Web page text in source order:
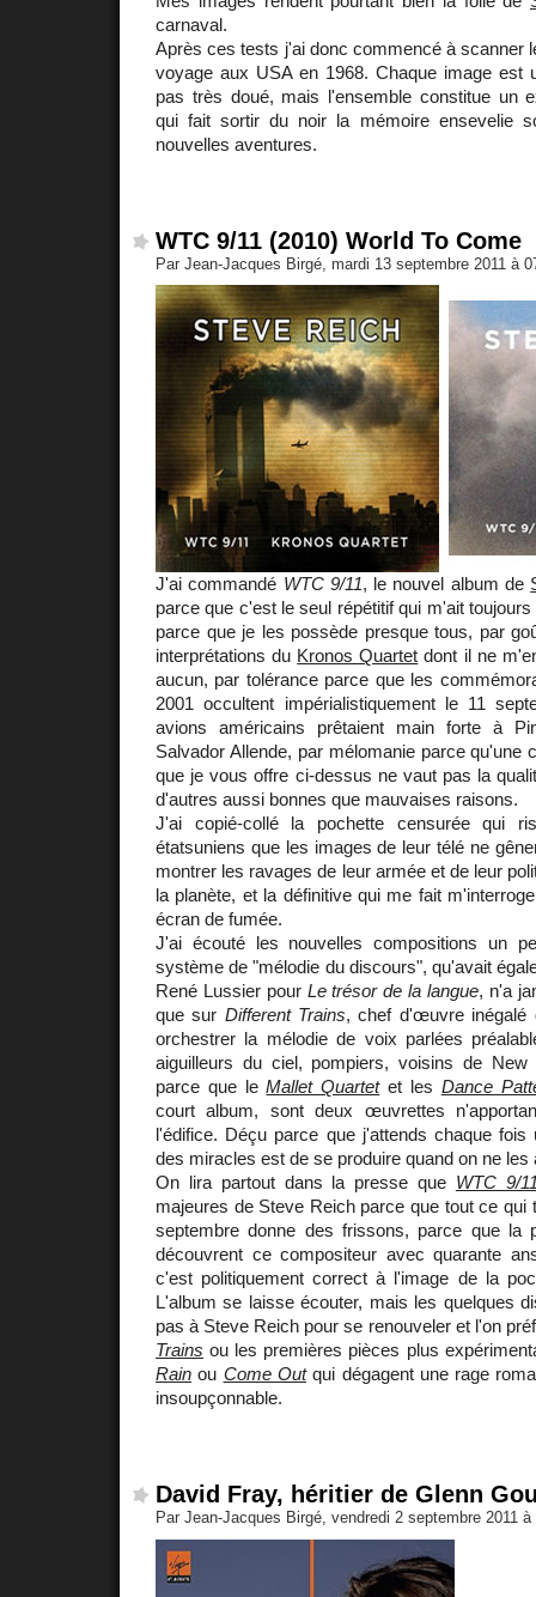
carnaval.
Après ces tests j'ai donc commencé à scanner
voyage aux USA en 1968. Chaque image est
pas très doué, mais l'ensemble constitue un
qui fait sortir du noir la mémoire ensevelie
nouvelles aventures.
WTC 9/11 (2010) World To Come
Par Jean-Jacques Birgé, mardi 13 septembre 2011 à
J'ai commandé WTC 9/11, le nouvel album de
parce que c'est le seul répétitif qui m'ait
parce que je les possède presque tous, par
interprétations du Kronos Quartet dont il ne
aucun, par tolérance parce que les
2001 occultent impérialistiquement le 11
avions américains prêtaient main forte à
Salvador Allende, par mélomanie parce qu'une
que je vous offre ci-dessus ne vaut pas la
d'autres aussi bonnes que mauvaises raisons.
J'ai copié-collé la pochette censurée qui
étatsuniens que les images de leur télé ne
montrer les ravages de leur armée et de leur
la planète, et la définitive qui me fait
écran de fumée.
J'ai écouté les nouvelles compositions un
système de "mélodie du discours", qu'avait
René Lussier pour Le trésor de la langue, n'a
que sur Different Trains, chef d'œuvre inégalé
orchestrer la mélodie de voix parlées
aiguilleurs du ciel, pompiers, voisins de
parce que leMallet Quartetet les Dance
court album, sont deux œuvrettes
l'édifice. Déçu parce que j'attends chaque
des miracles est de se produire quand on ne les
On lira partout dans la presse que WTC 9/
majeures de Steve Reich parce que tout ce qui
septembre donne des frissons, parce que la
découvrent ce compositeur avec quarante
c'est politiquement correct à l'image de la
L'album se laisse écouter, mais les quelques
pas à Steve Reich pour se renouveler et l'on
Trains ou les premières pièces plus
Rain ou Come Outqui dégagent une rage
insoupçonnable.
David Fray, héritier de Glenn
Par Jean-Jacques Birgé, vendredi 2 septembre 2011